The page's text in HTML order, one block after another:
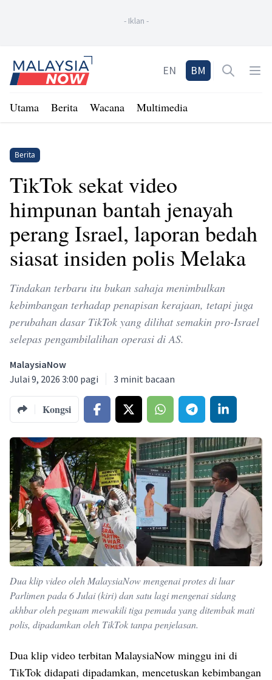
- Iklan -
Home
EN BM Open
Utama Berita Wacana Multimedia
Berita
TikTok sekat video
himpunan bantah jenayah
perang Israel, laporan bedah
siasat insiden polis Melaka
Tindakan terbaru itu bukan sahaja menimbulkan
kebimbangan terhadap penapisan kerajaan, tetapi juga
perubahan dasar TikTok yang dilihat semakin pro-Israel
selepas pengambilalihan operasi di AS.
MalaysiaNow
Julai 9, 2026 3:00 pagi
3 minit bacaan
Kongsi
Dua klip video oleh MalaysiaNow mengenai protes di luar
Parlimen pada 6 Julai (kiri) dan satu lagi mengenai sidang
akhbar oleh peguam mewakili tiga pemuda yang ditembak mati
polis, dipadamkan oleh TikTok tanpa penjelasan.
Dua klip video terbitan MalaysiaNow minggu ini di
TikTok didapati dipadamkan, mencetuskan kebimbangan